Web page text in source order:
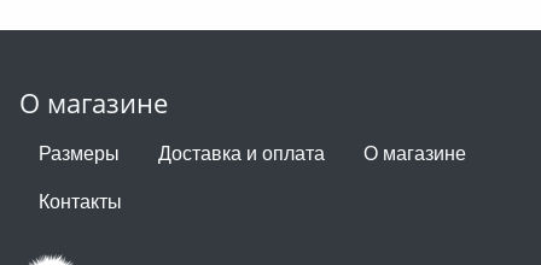
О магазине
Размеры Доставка и оплата
О магазине
Контакты